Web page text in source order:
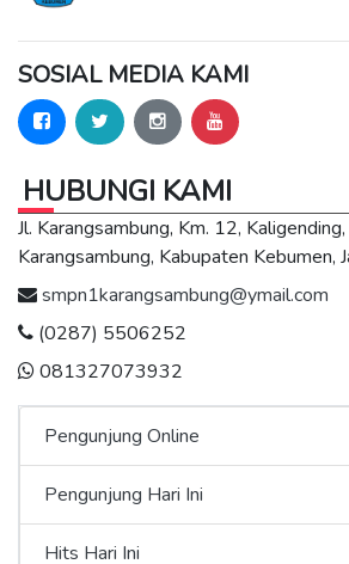
SOSIAL MEDIA KAMI
HUBUNGI KAMI
Jl. Karangsambung, Km. 12, Kaligending,
Karangsambung, Kabupaten Kebumen,
smpn1karangsambung@ymail.com
(0287) 5506252
081327073932
Pengunjung Online
Pengunjung Hari Ini
Hits Hari Ini